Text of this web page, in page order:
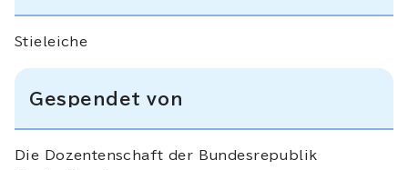
Stieleiche
Gespendet von
Die Dozentenschaft der Bundesrepublik